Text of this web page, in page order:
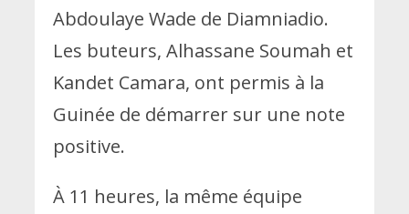
Abdoulaye Wade de Diamniadio.
Les buteurs, Alhassane Soumah et
Kandet Camara, ont permis à la
Guinée de démarrer sur une note
positive.
À 11 heures, la même équipe